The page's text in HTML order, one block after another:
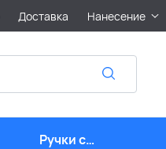
Доставка Нанесение
Ручки с